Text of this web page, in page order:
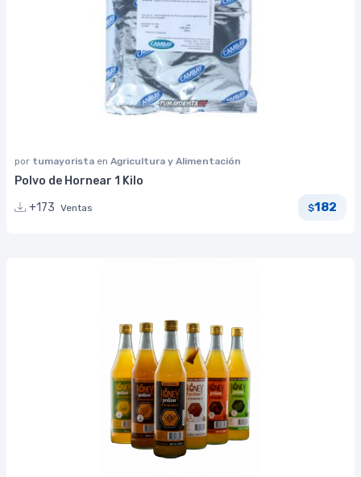
por tumayorista en Agricultura y Alimentación
Polvo de Hornear 1 Kilo
+173 Ventas $182